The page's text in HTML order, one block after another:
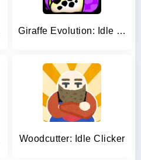
Giraffe Evolution: Idle Game
Woodcutter: Idle Clicker